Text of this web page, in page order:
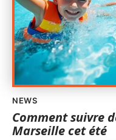
NEWS
Comment suivre
Marseille cet été